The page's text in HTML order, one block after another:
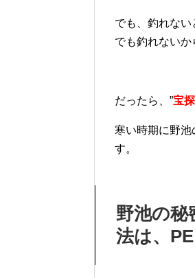
でも、釣れない
でも釣れない
だったら、”宝
寒い時期に野
す。
野池の秘
法は、